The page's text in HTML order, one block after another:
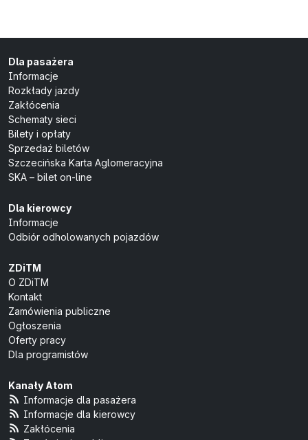
Dla pasażera
Informacje
Rozkłady jazdy
Zakłócenia
Schematy sieci
Bilety i opłaty
Sprzedaż biletów
Szczecińska Karta Aglomeracyjna
SKA – bilet on-line
Dla kierowcy
Informacje
Odbiór odholowanych pojazdów
ZDiTM
O ZDiTM
Kontakt
Zamówienia publiczne
Ogłoszenia
Oferty pracy
Dla programistów
Kanały Atom
Informacje dla pasażera
Informacje dla kierowcy
Zakłócenia